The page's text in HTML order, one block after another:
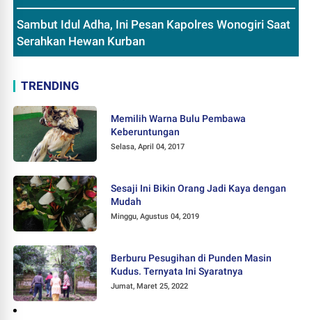
Sambut Idul Adha, Ini Pesan Kapolres Wonogiri Saat
Serahkan Hewan Kurban
TRENDING
Memilih Warna Bulu Pembawa
Keberuntungan
Selasa, April 04, 2017
Sesaji Ini Bikin Orang Jadi Kaya dengan
Mudah
Minggu, Agustus 04, 2019
Berburu Pesugihan di Punden Masin
Kudus. Ternyata Ini Syaratnya
Jumat, Maret 25, 2022